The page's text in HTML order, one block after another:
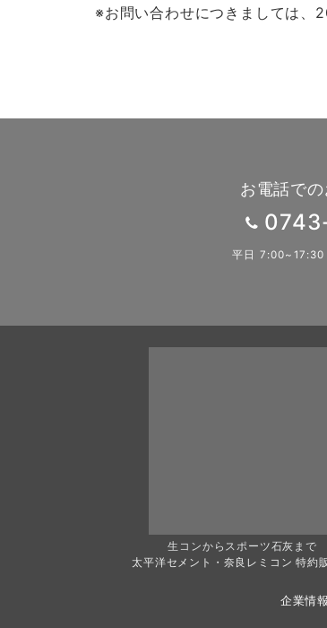
※お問い合わせにつきましては、
お電話で
平日
生コンからスポーツ石灰まで
太平洋セメント・奈良レミコン 特約
企業情報